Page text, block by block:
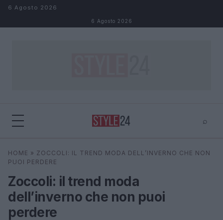
Salta al contenuto
6 Agosto 2026
6 Agosto 2026
⌕
Cerca ⌕ ×
HOME » ZOCCOLI: IL TREND MODA DELL’INVERNO CHE NON
PUOI PERDERE
Zoccoli: il trend moda
dell’inverno che non puoi
perdere